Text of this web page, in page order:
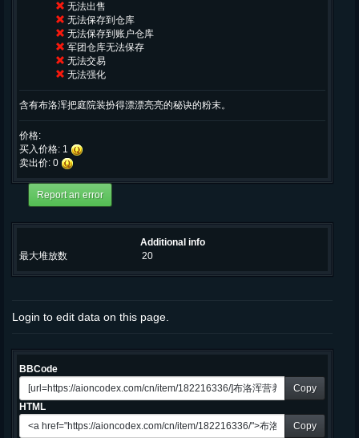
无法出售
无法保存到仓库
无法保存到账户仓库
军团仓库无法保存
无法交易
无法强化
含有布洛浑把庭院装扮得漂漂亮亮的秘诀的粉末。
价格:
买入价格: 1
卖出价: 0
Additional info
最大堆放数
20
Login to edit data on this page.
BBCode
Copy
HTML
Copy